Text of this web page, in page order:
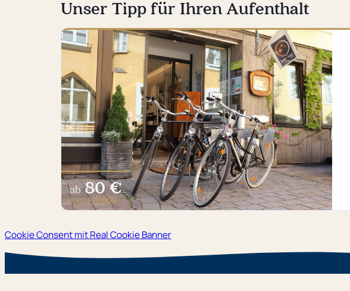
Unser Tipp für Ihren Aufenthalt
ab 80 €
PRO PERSON
Cookie Consent mit Real Cookie Banner